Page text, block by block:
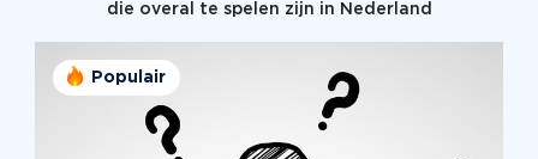
die overal te spelen zijn in Nederland
Populair